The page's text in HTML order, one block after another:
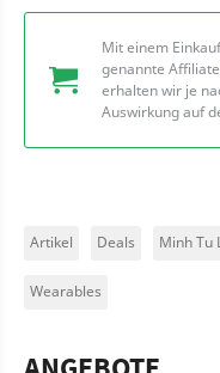
Mit einem
genannte
erhalten wir je
Auswirkung auf
Artikel Deals Minh Tu
Wearables